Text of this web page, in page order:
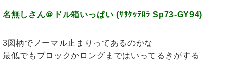
名無しさん＠ドル箱いっぱい (ｻｻｸｯﾃﾛﾗ Sp73-GY94)
3図柄でノーマル止まりってあるのかな
最低でもブロックかロングまではいってるきがする